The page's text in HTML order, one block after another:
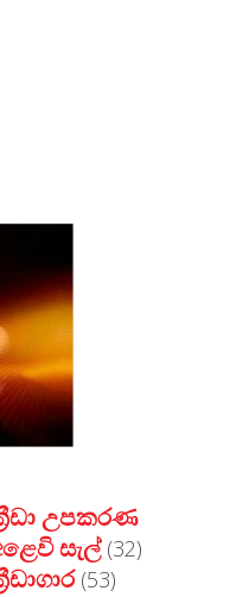
උපකරණ
සැල් (32)
(53)